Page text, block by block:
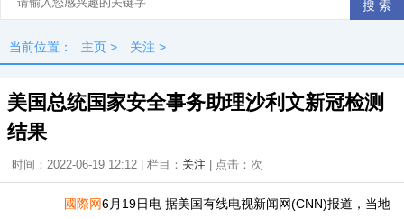
当前位置： 主页 > 关注 >
美国总统国家安全事务助理沙利文新冠检测
结果
时间：2022-06-19 12:12 | 栏目： 关注 | 点击： 次
國際网6月19日电 据美国有线电视新闻网(CNN)报道，当地